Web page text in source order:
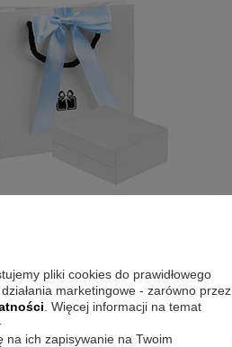
pliki cookies do prawidłowego
marketingowe - zarówno przez
. Więcej informacji na temat
na ich zapisywanie na Twoim